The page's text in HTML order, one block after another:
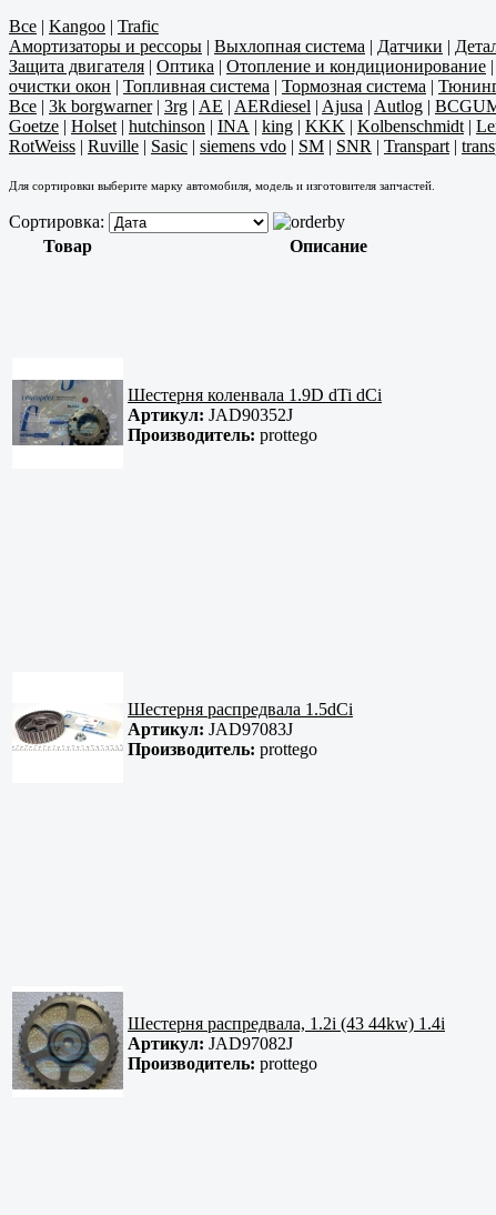
Все | Kangoo | Trafic
Амортизаторы и рессоры | Выхлопная система | Датчики |
Защита двигателя | Оптика | Отопление и кондиционирование |
очистки окон | Топливная система | Тормозная система |
Все | 3k borgwarner| 3rg | AE | AERdiesel | Ajusa | Autlog |
Goetze | Holset | hutchinson | INA | king | KKK | Kolbenschmidt |
RotWeiss | Ruville | Sasic | siemens vdo | SM | SNR | Transpart |
Для сортировки выберите марку автомобиля, модель и изготовителя запчастей.
Сортировка:
Товар
Описание
Шестерня коленвала 1.9D dTi dCi
Артикул: JAD90352J
Производитель: prottego
Шестерня распредвала 1.5dCi
Артикул: JAD97083J
Производитель: prottego
Шестерня распредвала, 1.2i (43 44kw) 1.4i
Артикул: JAD97082J
Производитель: prottego